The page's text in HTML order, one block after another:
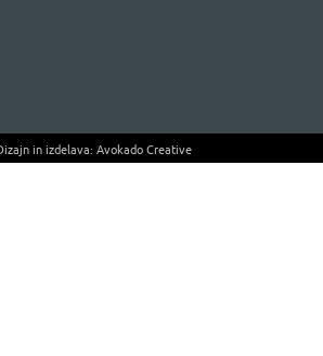
in izdelava: Avokado Creative